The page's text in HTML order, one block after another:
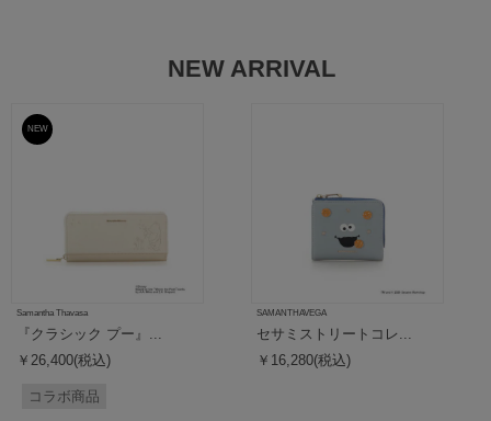
NEW ARRIVAL
予約
NEW
Samantha Thavasa
『クラシック プー』...
￥26,400(税込)
コラボ商品
SAMANTHAVEGA
セサミストリートコレ...
￥16,280(税込)